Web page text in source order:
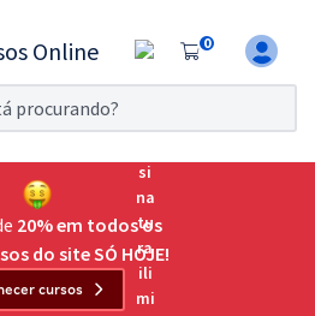
0
por 7 dias!
para o Exame da
20% em todos os
do site SÓ HOJE!
cursos